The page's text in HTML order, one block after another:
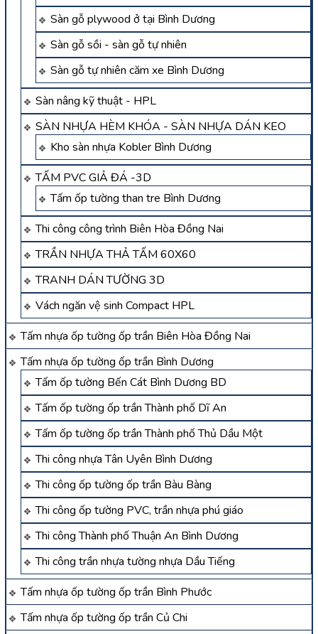
Sàn gỗ plywood ở tại Bình Dương
Sàn gỗ sồi - sàn gỗ tự nhiên
Sàn gỗ tự nhiên căm xe Bình Dương
Sàn nâng kỹ thuật - HPL
SÀN NHỰA HÈM KHÓA - SÀN NHỰA DÁN KEO
Kho sàn nhựa Kobler Bình Dương
TẤM PVC GIẢ ĐÁ -3D
Tấm ốp tường than tre Bình Dương
Thi công công trình Biên Hòa Đồng Nai
TRẦN NHỰA THẢ TẤM 60X60
TRANH DÁN TƯỜNG 3D
Vách ngăn vệ sinh Compact HPL
Tấm nhựa ốp tường ốp trần Biên Hòa Đồng Nai
Tấm nhựa ốp tường ốp trần Bình Dương
Tấm ốp tường Bến Cát Bình Dương BD
Tấm ốp tường ốp trần Thành phố Dĩ An
Tấm ốp tường ốp trần Thành phố Thủ Dầu Một
Thi công nhựa Tân Uyên Bình Dương
Thi công ốp tường ốp trần Bàu Bàng
Thi công ốp tường PVC, trần nhựa phú giáo
Thi công Thành phố Thuận An Bình Dương
Thi công trần nhựa tường nhựa Dầu Tiếng
Tấm nhựa ốp tường ốp trần Bình Phước
Tấm nhựa ốp tường ốp trần Củ Chi